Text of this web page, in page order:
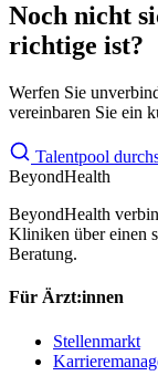
Noch nicht
richtige ist?
Werfen Sie
vereinbaren Sie ein
Talentpool
BeyondHealth
BeyondHealth
Kliniken über einen
Beratung.
Für Ärzt:innen
Stellenmarkt